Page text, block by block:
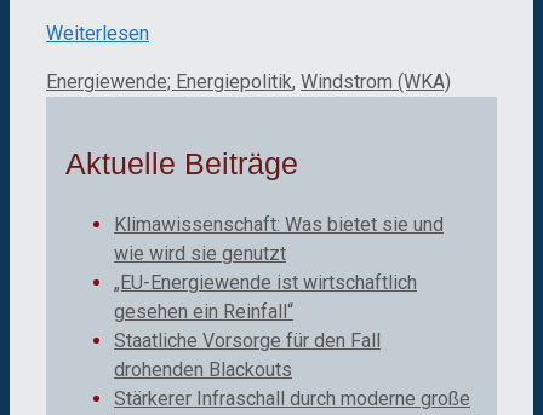
Weiterlesen
Kategorien
Energiewende; Energiepolitik, Windstrom (WKA)
Aktuelle Beiträge
Klimawissenschaft: Was bietet sie und
wie wird sie genutzt
„EU-Energiewende ist wirtschaftlich
gesehen ein Reinfall“
Staatliche Vorsorge für den Fall
drohenden Blackouts
Stärkerer Infraschall durch moderne große